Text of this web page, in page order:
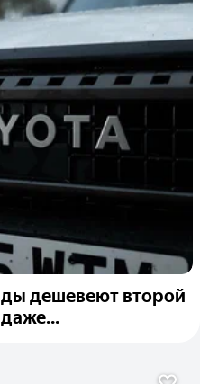
дешевеют второй